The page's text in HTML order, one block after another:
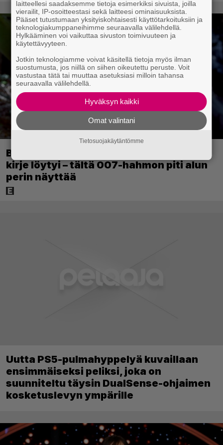
Bond-luojan 68 vuotta sitten lähettämä
kirje löytyi – tältä 007-hahmon piti alun
perin näyttää
Uutta PS5-pulmahyppelyä kuvaillaan
ensimmäiseksi peliksi, joka on
suunniteltu täysin DualSense-ohjaimen
kosketuslevyn ympärille
laitteellesi saadaksemme tietoja esimerkiksi sivuista, joilla
vierailit, IP-osoitteestasi sekä laitteesi ominaisuuksista.
Pääset tutustumaan yksityiskohtaisesti käyttötarkoituksiin ja
teknologiakumppaneihimme seuraavalla välilehdellä.
Hylkääminen voi vaikuttaa sivuston toimivuuteen ja
käytettävyyteen.
Jotkin teknologiamme voivat käsitellä tietoja myös ilman
suostumusta, jos niillä on siihen oikeutettu peruste. Voit
vastustaa tätä tai muuttaa asetuksiasi milloin tahansa
seuraavalla välilehdellä.
Hyväksyn kaikki
Omat valintani
Tietosuojakäytäntömme